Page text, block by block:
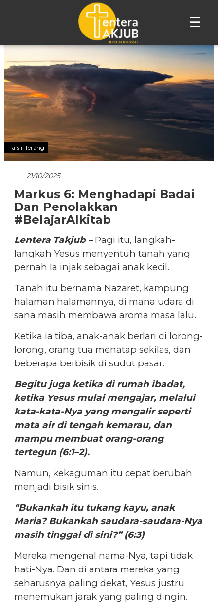
☰
Lompat
ke
konten
Tafsir Terang
21/10/2025
Markus 6: Menghadapi Badai
Dan Penolakkan
#BelajarAlkitab
Lentera Takjub – Pagi itu, langkah-
langkah Yesus menyentuh tanah yang
pernah Ia injak sebagai anak kecil.
Tanah itu bernama Nazaret, kampung
halaman halamannya, di mana udara di
sana masih membawa aroma masa lalu.
Ketika ia tiba, anak-anak berlari di lorong-
lorong, orang tua menatap sekilas, dan
beberapa berbisik di sudut pasar.
Begitu juga ketika di rumah ibadat,
ketika Yesus mulai mengajar, melalui
kata-kata-Nya yang mengalir seperti
mata air di tengah kemarau, dan
mampu membuat orang-orang
tertegun (6:1–2).
Namun, kekaguman itu cepat berubah
menjadi bisik sinis.
“Bukankah itu tukang kayu, anak
Maria? Bukankah saudara-saudara-Nya
masih tinggal di sini?” (6:3)
Mereka mengenal nama-Nya, tapi tidak
hati-Nya. Dan di antara mereka yang
seharusnya paling dekat, Yesus justru
menemukan jarak yang paling dingin.